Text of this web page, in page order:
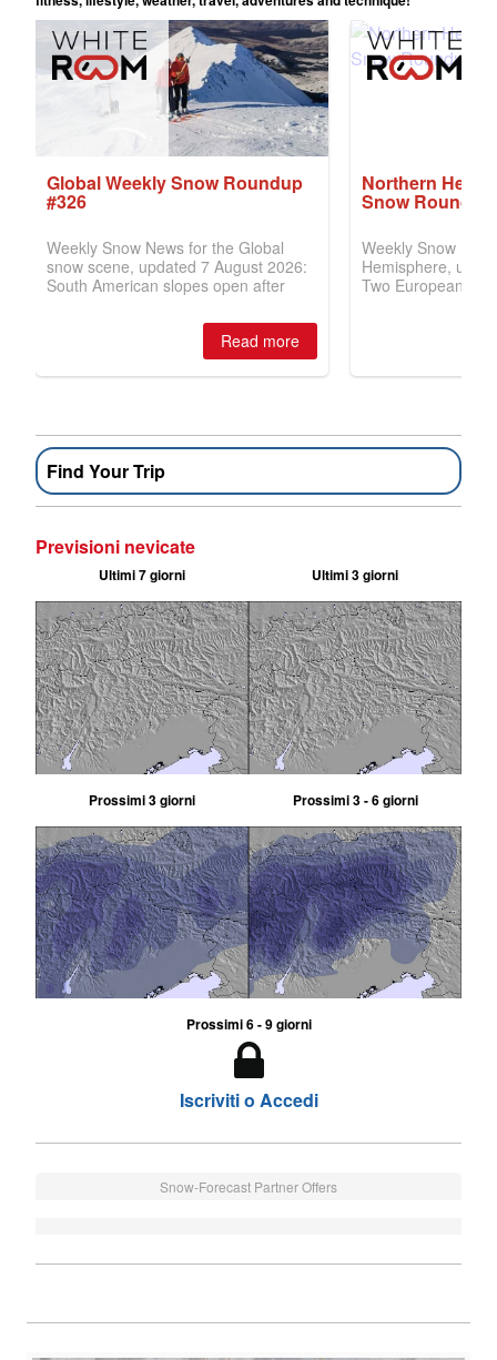
Find Your Trip
Previsioni nevicate
Ultimi 7 giorni Ultimi 3 giorni
Prossimi 3 giorni Prossimi 3 - 6 giorni
Prossimi 6 - 9 giorni
Iscriviti o Accedi
Snow-Forecast Partner Offers